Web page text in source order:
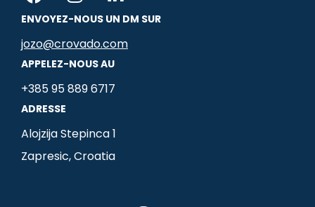
a
c
e
b
o
o
k
n
s
t
a
g
r
m
i
n
k
-
i
ENVOYEZ-NOUS UN DM SUR
jozo@crovado.com
APPELEZ-NOUS AU
+385 95 889 6717
ADRESSE
Alojzija Stepinca 1
Zapresic, Croatia